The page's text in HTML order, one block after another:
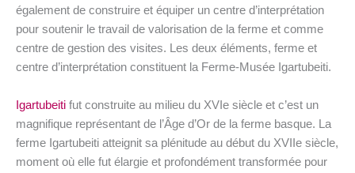
également de construire et équiper un centre d’interprétation
pour soutenir le travail de valorisation de la ferme et comme
centre de gestion des visites. Les deux éléments, ferme et
centre d’interprétation constituent la Ferme-Musée Igartubeiti.
Igartubeiti fut construite au milieu du XVIe siècle et c’est un
magnifique représentant de l’Âge d’Or de la ferme basque. La
ferme Igartubeiti atteignit sa plénitude au début du XVIIe siècle,
moment où elle fut élargie et profondément transformée pour